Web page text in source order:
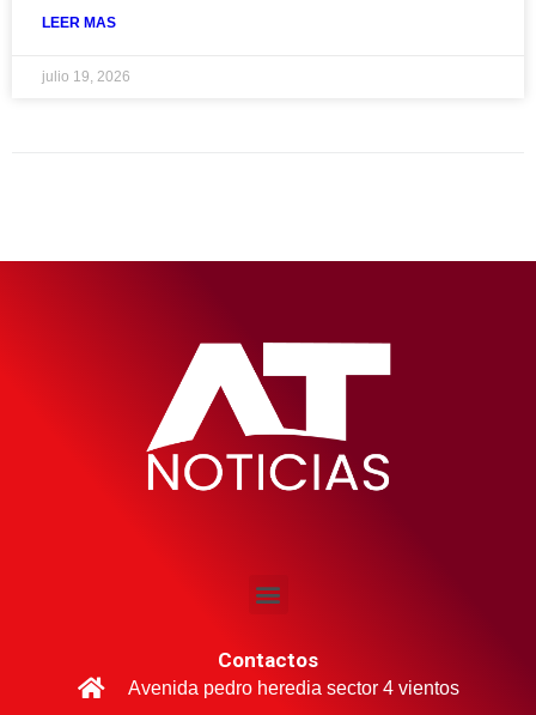
LEER MAS
julio 19, 2026
Contactos
Avenida pedro heredia sector 4 vientos